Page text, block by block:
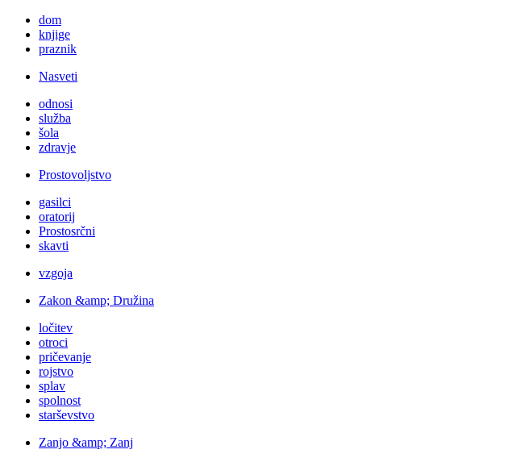
dom
knjige
praznik
Nasveti
odnosi
služba
šola
zdravje
Prostovoljstvo
gasilci
oratorij
Prostosrčni
skavti
vzgoja
Zakon &amp; Družina
ločitev
otroci
pričevanje
rojstvo
splav
spolnost
starševstvo
Zanjo &amp; Zanj